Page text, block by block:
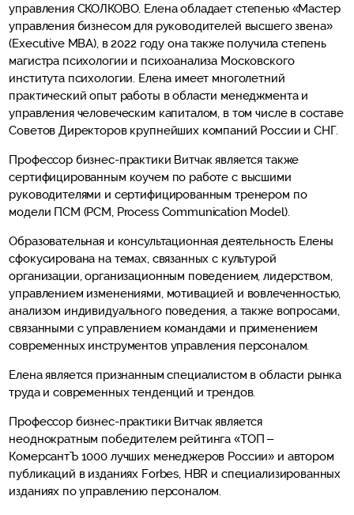
управления СКОЛКОВО. Елена обладает степенью «Мастер
управления бизнесом для руководителей высшего звена»
(Executive MBA), в 2022 году она также получила степень
магистра психологии и психоанализа Московского
института психологии. Елена имеет многолетний
практический опыт работы в области менеджмента и
управления человеческим капиталом, в том числе в составе
Советов Директоров крупнейших компаний России и СНГ.
Профессор бизнес-практики Витчак является также
сертифицированным коучем по работе с высшими
руководителями и сертифицированным тренером по
модели ПСМ (PCM, Process Communication Model).
Образовательная и консультационная деятельность Елены
сфокусирована на темах, связанных с культурой
организации, организационным поведением, лидерством,
управлением изменениями, мотивацией и вовлеченностью,
анализом индивидуального поведения, а также вопросами,
связанными с управлением командами и применением
современных инструментов управления персоналом.
Елена является признанным специалистом в области рынка
труда и современных тенденций и трендов.
Профессор бизнес-практики Витчак является
неоднократным победителем рейтинга «ТОП –
КомерсантЪ 1000 лучших менеджеров России» и автором
публикаций в изданиях Forbes, HBR и специализированных
изданиях по управлению персоналом.